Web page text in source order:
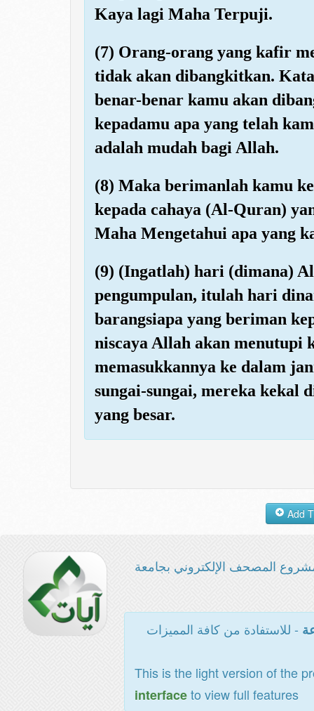
Kaya lagi Maha Terpuji.
(7) Orang-orang yang kafir
tidak akan dibangkitkan.
benar-benar kamu akan
kepadamu apa yang telah
adalah mudah bagi Allah.
(8) Maka berimanlah kamu
kepada cahaya (Al-Quran)
Maha Mengetahui apa yang
(9) (Ingatlah) hari (dimana)
pengumpulan, itulah hari
barangsiapa yang beriman
niscaya Allah akan menutupi
memasukkannya ke dalam
sungai-sungai, mereka kekal
yang besar.
المصحف الإلكتروني بجامعة
- للاستفادة من كافة المميزات
This is the light version of the
interfaceto view full features